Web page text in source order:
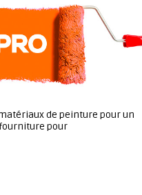
de peinture pour un
pour